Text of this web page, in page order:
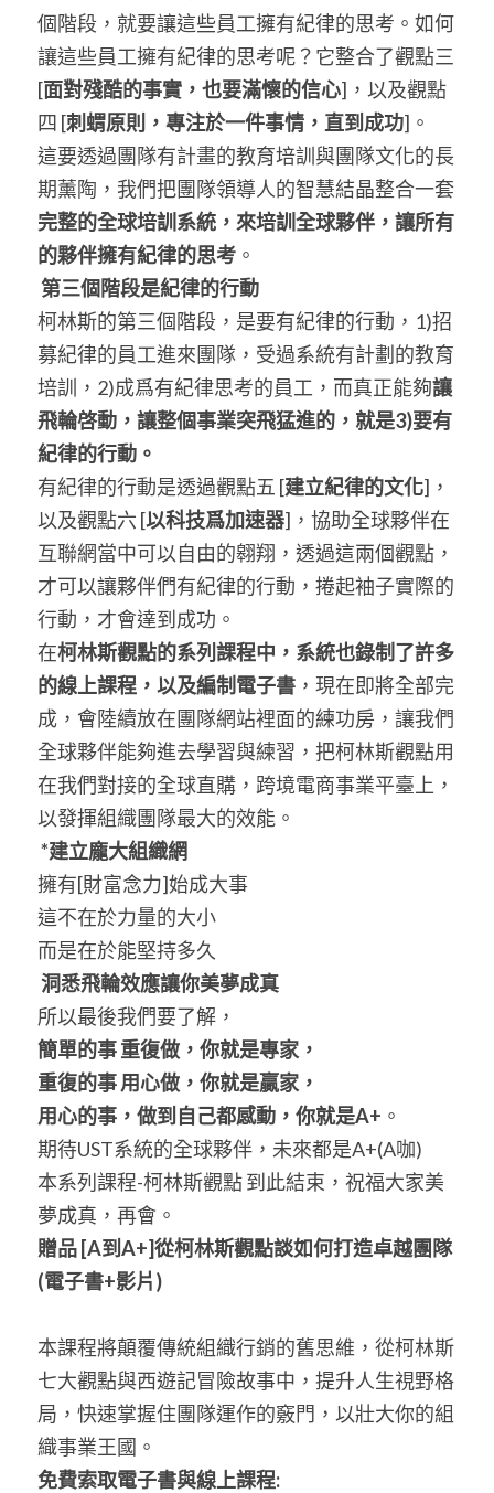
個階段，就要讓這些員工擁有紀律的思考。如何
讓這些員工擁有紀律的思考呢？它整合了觀點三
[面對殘酷的事實，也要滿懷的信心]，以及觀點
四 [刺蝟原則，專注於一件事情，直到成功]。
這要透過團隊有計畫的教育培訓與團隊文化的長
期薰陶，我們把團隊領導人的智慧結晶整合一套
完整的全球培訓系統，來培訓全球夥伴，讓所有
的夥伴擁有紀律的思考 。
第三個階段是紀律的行動
柯林斯的第三個階段，是要有紀律的行動，1)招
募紀律的員工進來團隊，受過系統有計劃的教育
培訓，2)成爲有紀律思考的員工，而真正能夠讓
飛輪啓動，讓整個事業突飛猛進的，就是3)要有
紀律的行動。
有紀律的行動是透過觀點五 [建立紀律的文化]，
以及觀點六 [以科技爲加速器]，協助全球夥伴在
互聯網當中可以自由的翱翔，透過這兩個觀點，
才可以讓夥伴們有紀律的行動，捲起袖子實際的
行動，才會達到成功。
在柯林斯觀點的系列課程中，系統也錄制了許多
的線上課程，以及編制電子書 ，現在即將全部完
成，會陸續放在團隊網站裡面的練功房，讓我們
全球夥伴能夠進去學習與練習，把柯林斯觀點用
在我們對接的全球直購，跨境電商事業平臺上，
以發揮組織團隊最大的效能。
*建立龐大組織網
擁有[財富念力]始成大事
這不在於力量的大小
而是在於能堅持多久
洞悉飛輪效應讓你美夢成真
所以最後我們要了解，
簡單的事 重復做，你就是專家，
重復的事 用心做，你就是贏家，
用心的事，做到自己都感動，你就是A+ 。
期待UST系統的全球夥伴，未來都是A+(A咖)
本系列課程-柯林斯觀點 到此結束，祝福大家美
夢成真，再會。
贈品 [A到A+]從柯林斯觀點談如何打造卓越團隊
(電子書+影片)
本課程將顛覆傳統組織行銷的舊思維，從柯林斯
七大觀點與西遊記冒險故事中，提升人生視野格
局，快速掌握住團隊運作的竅門，以壯大你的組
織事業王國。
免費索取電子書與線上課程: